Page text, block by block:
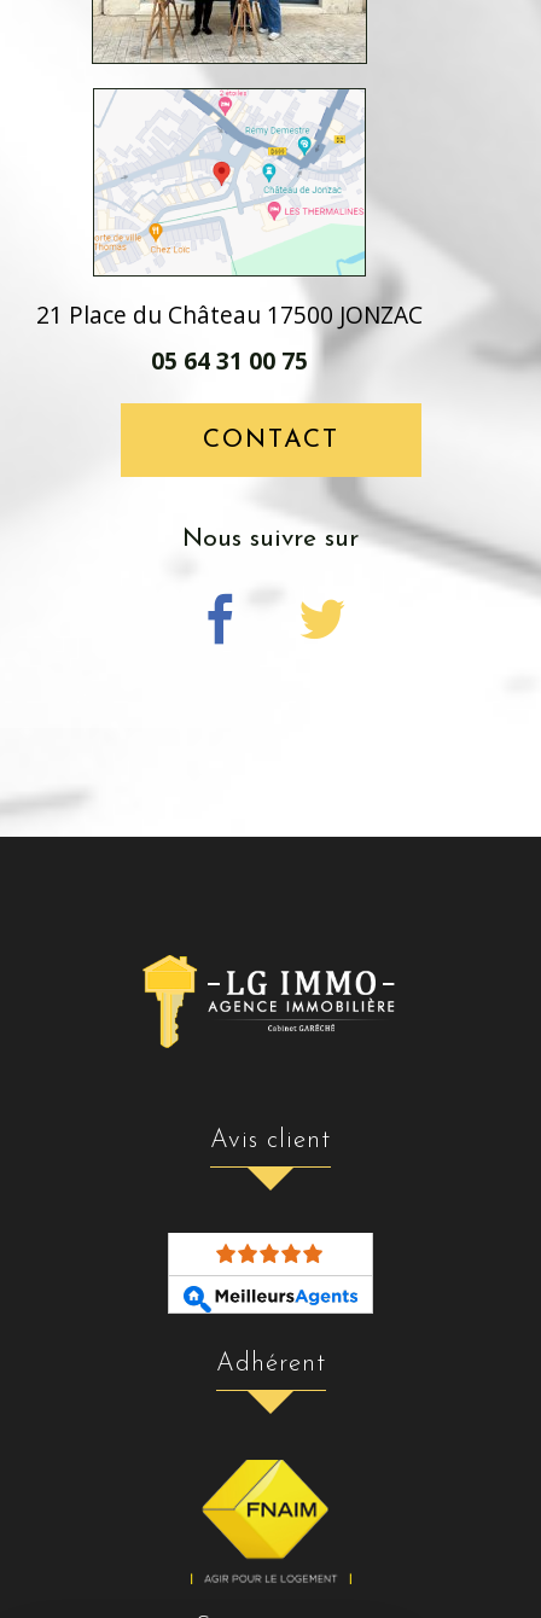
21 Place du Château 17500 JONZAC
05 64 31 00 75
CONTACT
nous suivre sur
avis client
adhérent